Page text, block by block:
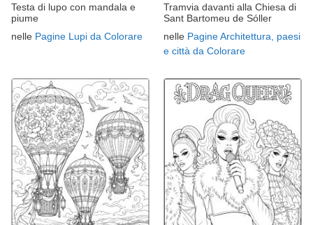
Testa di lupo con mandala e
piume
nelle Pagine Lupi da Colorare
Tramvia davanti alla Chiesa di
Sant Bartomeu de Sóller
nelle Pagine Architettura, paesi
e città da Colorare